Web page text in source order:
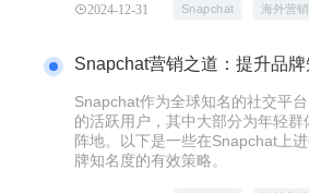
2024-12-31 Snapchat 海外营销
Snapchat营销之道：提升品
Snapchat作为全球知名的社交平
的活跃用户，其中大部分为年轻
阵地。以下是一些在Snapchat上
牌知名度的有效策略。